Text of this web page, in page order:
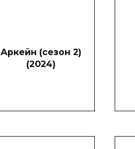
Аркейн (сезон 2)
(2024)